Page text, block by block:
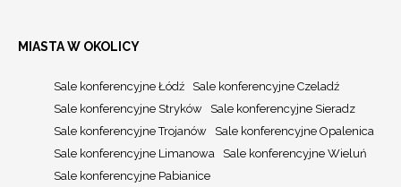
MIASTA W OKOLICY
Sale konferencyjne Łódź
Sale konferencyjne Czeladź
Sale konferencyjne Stryków
Sale konferencyjne Sieradz
Sale konferencyjne Trojanów
Sale konferencyjne Opalenica
Sale konferencyjne Limanowa
Sale konferencyjne Wieluń
Sale konferencyjne Pabianice